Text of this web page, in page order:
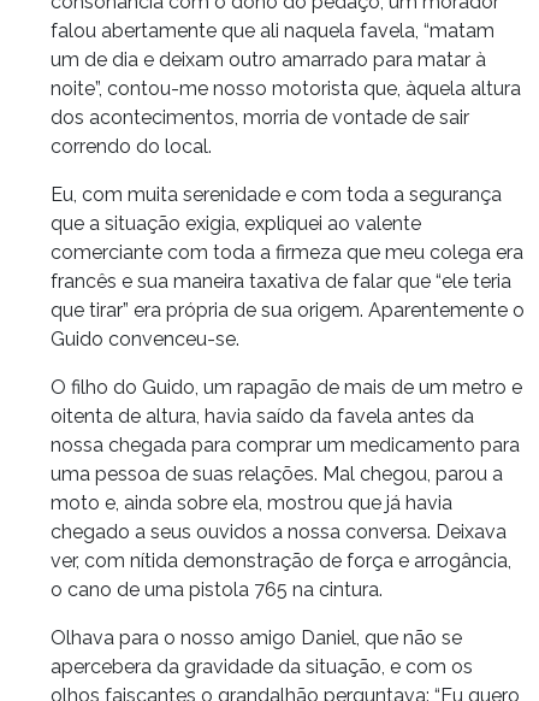
falou abertamente que ali naquela favela, “matam
um de dia e deixam outro amarrado para matar à
noite”, contou-me nosso motorista que, àquela altura
dos acontecimentos, morria de vontade de sair
correndo do local.
Eu, com muita serenidade e com toda a segurança
que a situação exigia, expliquei ao valente
comerciante com toda a firmeza que meu colega era
francês e sua maneira taxativa de falar que “ele teria
que tirar” era própria de sua origem. Aparentemente o
Guido convenceu-se.
O filho do Guido, um rapagão de mais de um metro e
oitenta de altura, havia saído da favela antes da
nossa chegada para comprar um medicamento para
uma pessoa de suas relações. Mal chegou, parou a
moto e, ainda sobre ela, mostrou que já havia
chegado a seus ouvidos a nossa conversa. Deixava
ver, com nítida demonstração de força e arrogância,
o cano de uma pistola 765 na cintura.
Olhava para o nosso amigo Daniel, que não se
apercebera da gravidade da situação, e com os
olhos faiscantes o grandalhão perguntava: “Eu quero